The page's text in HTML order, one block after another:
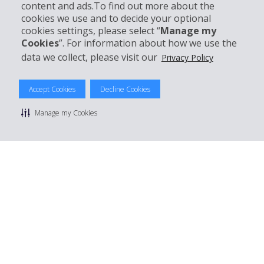
content and ads.To find out more about the
cookies we use and to decide your optional
cookies settings, please select “Manage my
Cookies”. For information about how we use the
data we collect, please visit our Privacy Policy
Accept Cookies Decline Cookies
Manage my Cookies
Kundenservice
Mieten bei Hertz
© 2026 The Hertz System, Inc.
Datenschutzrichtlinie |